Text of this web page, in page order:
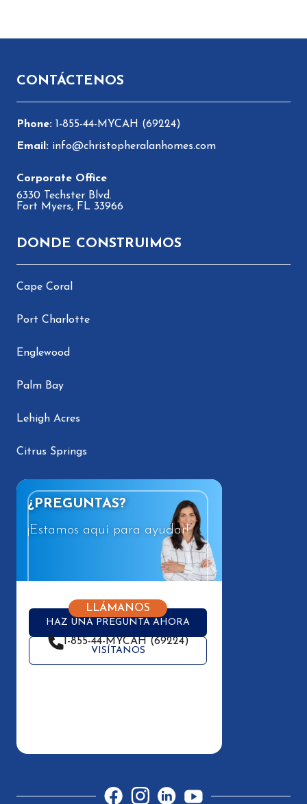
CONTÁCTENOS
1-855-44-MYCAH (69224)
info@christopheralanhomes.com
6330 Techster Blvd.
Fort Myers, FL 33966
DONDE CONSTRUIMOS
Cape Coral
Port Charlotte
Englewood
Palm Bay
Lehigh Acres
Citrus Springs
¿PREGUNTAS?
¡Estamos aquí para ayudar!
HAZ UNA PREGUNTA AHORA
VISÍTANOS
LLÁMANOS
1-855-44-MYCAH (69224)
FacebookInstagramLinkedInYouTube